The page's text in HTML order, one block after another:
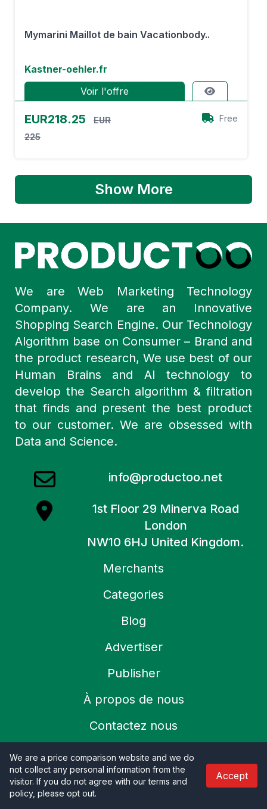
Mymarini Maillot de bain Vacationbody..
Kastner-oehler.fr
Voir l'offre
EUR218.25
EUR
225
Free
Show More
We are Web Marketing Technology
Company. We are an Innovative
Shopping Search Engine. Our Technology
Algorithm base on Consumer – Brand and
the product research, We use best of our
Human Brains and AI technology to
develop the Search algorithm & filtration
that finds and present the best product
to our customer. We are obsessed with
Data and Science.
info@productoo.net
1st Floor 29 Minerva Road
London
NW10 6HJ United Kingdom.
Merchants
Categories
Blog
Advertiser
Publisher
À propos de nous
Contactez nous
Politique de remboursement
Politique de confidentialité
We are a price comparison website and we do
not collect any personal information from the
visitor. If you do not agree with our terms and
policy, please opt out.
Accept